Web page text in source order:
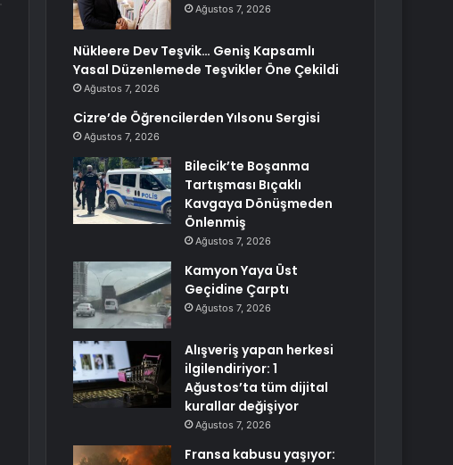
Ağustos 7, 2026
Nükleere Dev Teşvik… Geniş Kapsamlı
Yasal Düzenlemede Teşvikler Öne Çekildi
Ağustos 7, 2026
Cizre’de Öğrencilerden Yılsonu Sergisi
Ağustos 7, 2026
Bilecik’te Boşanma
Tartışması Bıçaklı
Kavgaya Dönüşmeden
Önlenmiş
Ağustos 7, 2026
Kamyon Yaya Üst
Geçidine Çarptı
Ağustos 7, 2026
Alışveriş yapan herkesi
ilgilendiriyor: 1
Ağustos’ta tüm dijital
kurallar değişiyor
Ağustos 7, 2026
Fransa kabusu yaşıyor: